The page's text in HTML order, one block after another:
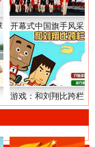
开幕式中国旗手风采
游戏：和刘翔比跨栏